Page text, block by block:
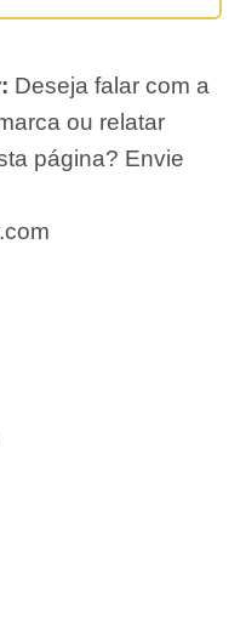
Deseja falar com a
ou relatar
página? Envie